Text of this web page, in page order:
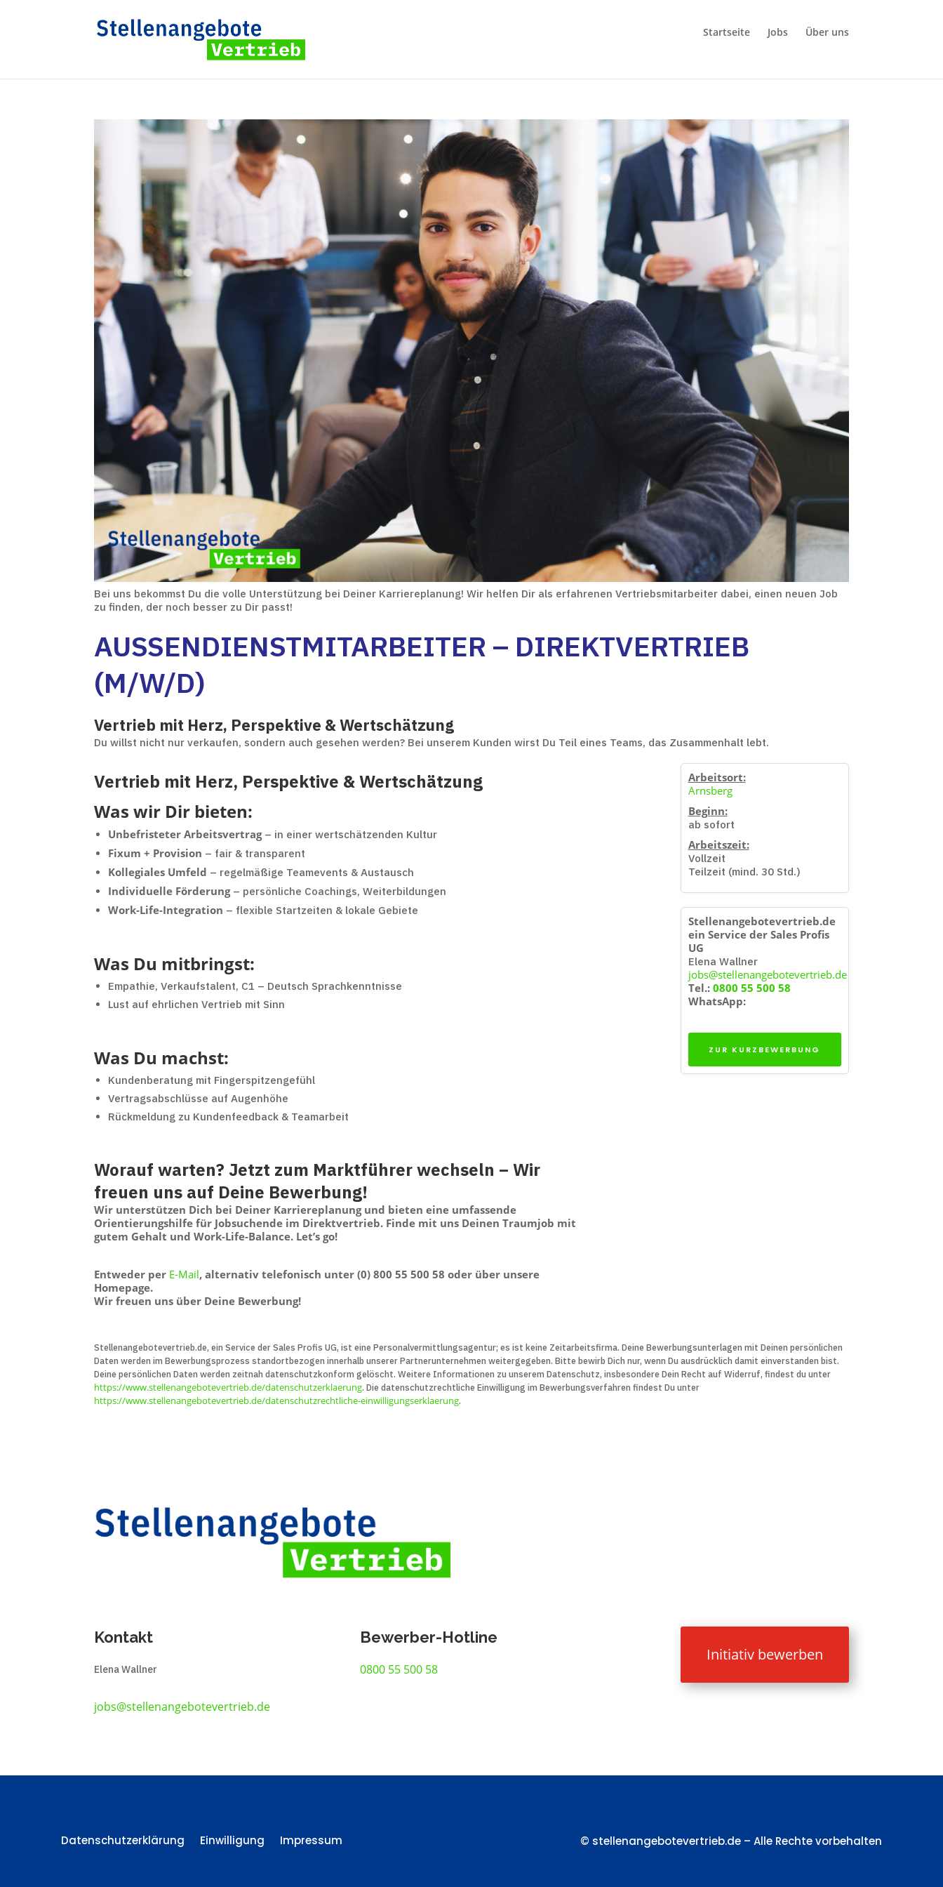
Startseite Jobs Über uns
Bei uns bekommst Du die volle Unterstützung bei Deiner Karriereplanung! Wir helfen Dir als erfahrenen Vertriebsmitarbeiter dabei, einen neuen Job
zu finden, der noch besser zu Dir passt!
AUSSENDIENSTMITARBEITER – DIREKTVERTRIEB (
M/W/D)
Vertrieb mit Herz, Perspektive & Wertschätzung
Du willst nicht nur verkaufen, sondern auch gesehen werden? Bei unserem Kunden wirst Du Teil eines Teams, das Zusammenhalt lebt.
Vertrieb mit Herz, Perspektive & Wertschätzung
Was wir Dir bieten:
Unbefristeter Arbeitsvertrag– in einer wertschätzenden Kultur
Fixum + Provision – fair & transparent
Kollegiales Umfeld – regelmäßige Teamevents & Austausch
Individuelle Förderung– persönliche Coachings, Weiterbildungen
Work-Life-Integration – flexible Startzeiten & lokale Gebiete
Was Du mitbringst:
Empathie, Verkaufstalent, C1 – Deutsch Sprachkenntnisse
Lust auf ehrlichen Vertrieb mit Sinn
Was Du machst:
Kundenberatung mit Fingerspitzengefühl
Vertragsabschlüsse auf Augenhöhe
Rückmeldung zu Kundenfeedback & Teamarbeit
Worauf warten? Jetzt zum Marktführer wechseln – Wir
freuen uns auf Deine Bewerbung!
Wir unterstützen Dich bei Deiner Karriereplanung und bieten eine umfassende
Orientierungshilfe für Jobsuchende im Direktvertrieb. Finde mit uns Deinen Traumjob mit
gutem Gehalt und Work-Life-Balance. Let’s go!
Entweder per E-Mail, alternativ telefonisch unter (0) 800 55 500 58 oder über unsere
Homepage.
Wir freuen uns über Deine Bewerbung!
Arbeitsort:
Arnsberg
Beginn:
ab sofort
Arbeitszeit:
Vollzeit
Teilzeit (mind. 30 Std.)
Stellenangebotevertrieb.de
ein Service der Sales Profis
UG
Elena Wallner
jobs@stellenangebotevertrieb.de
Tel.: 0800 55 500 58
WhatsApp:
ZUR KURZBEWERBUNG
Stellenangebotevertrieb.de, ein Service der Sales Profis UG, ist eine Personal­vermittlungs­agentur; es ist keine Zeit­arbeits­firma. Deine Bewerbungs­unter­lagen mit Deinen persön­lichen
Daten werden im Bewerbungs­prozess standort­bezogen innerhalb unserer Partner­unter­nehmen weiter­gegeben. Bitte bewirb Dich nur, wenn Du aus­drücklich damit ein­verstanden bist.
Deine persön­lichen Daten werden zeitnah daten­schutz­konform gelöscht. Weitere Infor­ma­tionen zu unserem Daten­schutz, insbe­sondere Dein Recht auf Widerruf, findest du unter
https://www.stellenangebotevertrieb.de/datenschutzerklaerung. Die daten­schutz­recht­liche Ein­willigung im Bewerbungs­verfahren findest Du unter
https://www.stellenangebotevertrieb.de/datenschutzrechtliche-einwilligungserklaerung.
Kontakt
Elena Wallner
jobs@stellenangebotevertrieb.de
Bewerber-Hotline
0800 55 500 58
Initiativ bewerben
Datenschutzerklärung Einwilligung Impressum © stellenangebotevertrieb.de – Alle Rechte vorbehalten